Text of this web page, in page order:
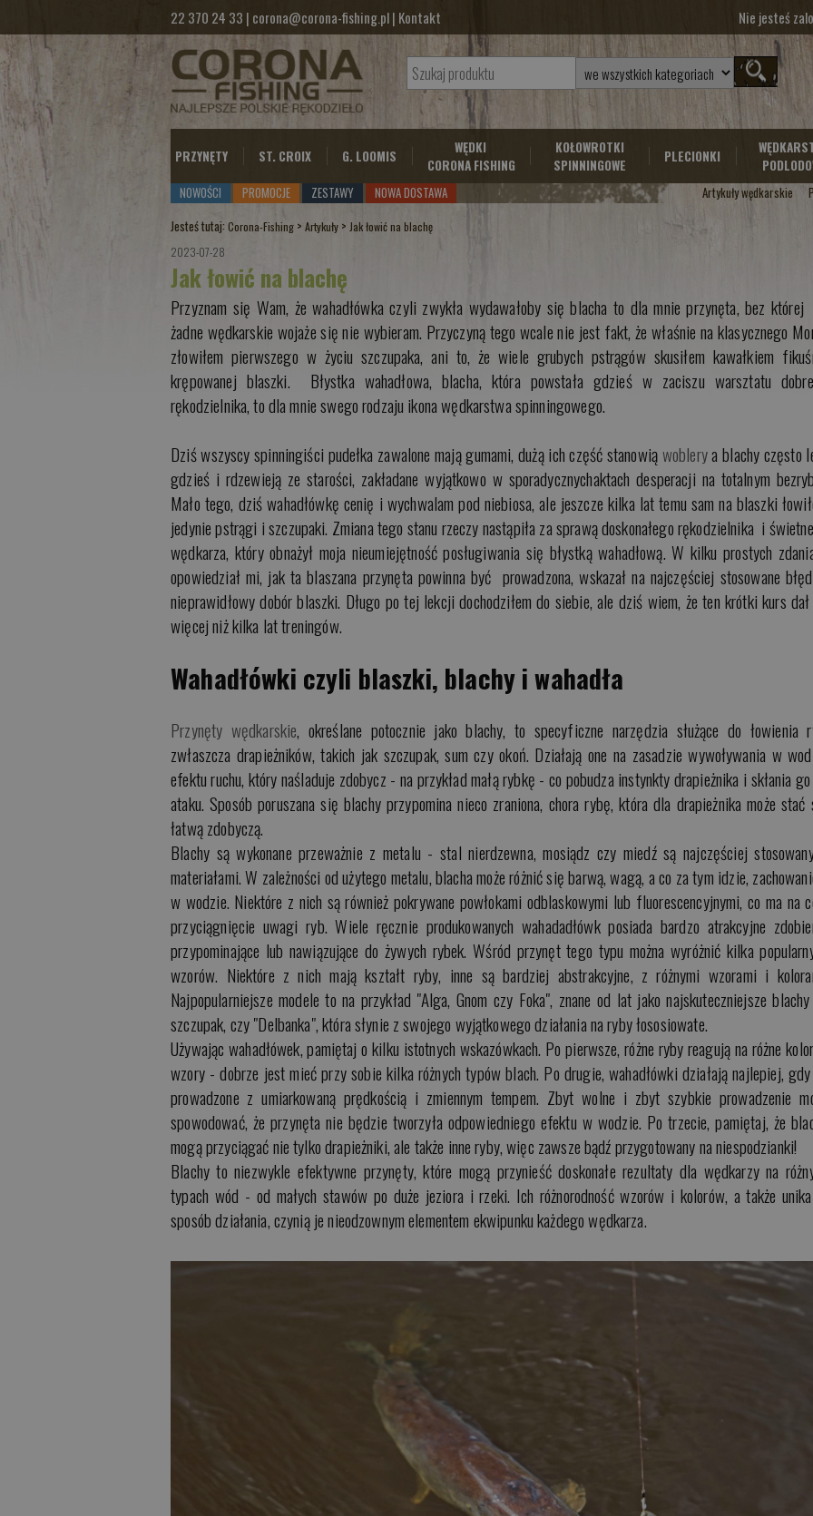
22 370 24 33 | corona@corona-fishing.pl| Kontakt Nie jesteś
PRZYNĘTY ST. CROIX G. LOOMIS
WĘDKI
CORONA FISHING
KOŁOWROTKI
SPINNINGOWE
PLECIONKI
NOWOŚCI
PROMOCJE ZESTAWY NOWA DOSTAWA Artykuły wędkarskie
Jesteś tutaj: Corona-Fishing >Artykuły >Jak łowić na blachę
2023-07-28
Jak łowić na blachę
Przyznam się Wam, że wahadłówka czyli zwykła wydawałoby się blacha to dla mnie przynęta, bez
żadne wędkarskie wojaże się nie wybieram. Przyczyną tego wcale nie jest fakt, że właśnie na klasycznego
złowiłem pierwszego w życiu szczupaka, ani to, że wiele grubych pstrągów skusiłem kawałkiem
krępowanej blaszki. Błystka wahadłowa, blacha, która powstała gdzieś w zaciszu warsztatu
rękodzielnika, to dla mnie swego rodzaju ikona wędkarstwa spinningowego.
Dziś wszyscy spinningiści pudełka zawalone mają gumami, dużą ich część stanowiąwoblerya blachy często
gdzieś i rdzewieją ze starości, zakładane wyjątkowo w sporadycznychaktach desperacji na totalnym
Mało tego, dziś wahadłówkę cenię i wychwalam pod niebiosa, ale jeszcze kilka lat temu sam na blaszki
jedynie pstrągi i szczupaki. Zmiana tego stanu rzeczy nastąpiła za sprawą doskonałego rękodzielnika i
wędkarza, który obnażył moja nieumiejętność posługiwania się błystką wahadłową. W kilku prostych
opowiedział mi, jak ta blaszana przynęta powinna być prowadzona, wskazał na najczęściej stosowane
nieprawidłowy dobór blaszki. Długo po tej lekcji dochodziłem do siebie, ale dziś wiem, że ten krótki kurs
więcej niż kilka lat treningów.
Wahadłówki czyli blaszki, blachy i wahadła
Przynęty wędkarskie, określane potocznie jako blachy, to specyficzne narzędzia służące do łowienia
zwłaszcza drapieżników, takich jak szczupak, sum czy okoń. Działają one na zasadzie wywoływania w
efektu ruchu, który naśladuje zdobycz - na przykład małą rybkę - co pobudza instynkty drapieżnika i skłania
ataku. Sposób poruszana się blachy przypomina nieco zraniona, chora rybę, która dla drapieżnika może stać
łatwą zdobyczą.
Blachy są wykonane przeważnie z metalu - stal nierdzewna, mosiądz czy miedź są najczęściej
materiałami. W zależności od użytego metalu, blacha może różnić się barwą, wagą, a co za tym idzie,
w wodzie. Niektóre z nich są również pokrywane powłokami odblaskowymi lub fluorescencyjnymi, co ma na
przyciągnięcie uwagi ryb. Wiele ręcznie produkowanych wahadadłówk posiada bardzo atrakcyjne
przypominające lub nawiązujące do żywych rybek. Wśród przynęt tego typu można wyróżnić kilka
wzorów. Niektóre z nich mają kształt ryby, inne są bardziej abstrakcyjne, z różnymi wzorami i
Najpopularniejsze modele to na przykład "Alga, Gnom czy Foka", znane od lat jako najskuteczniejsze
szczupak, czy "Delbanka", która słynie z swojego wyjątkowego działania na ryby łososiowate.
Używając wahadłówek, pamiętaj o kilku istotnych wskazówkach. Po pierwsze, różne ryby reagują na różne
wzory - dobrze jest mieć przy sobie kilka różnych typów blach. Po drugie, wahadłówki działają najlepiej,
prowadzone z umiarkowaną prędkością i zmiennym tempem. Zbyt wolne i zbyt szybkie prowadzenie
spowodować, że przynęta nie będzie tworzyła odpowiedniego efektu w wodzie. Po trzecie, pamiętaj, że
mogą przyciągać nie tylko drapieżniki, ale także inne ryby, więc zawsze bądź przygotowany na niespodzianki!
Blachy to niezwykle efektywne przynęty, które mogą przynieść doskonałe rezultaty dla wędkarzy na
typach wód - od małych stawów po duże jeziora i rzeki. Ich różnorodność wzorów i kolorów, a także
sposób działania, czynią je nieodzownym elementem ekwipunku każdego wędkarza.